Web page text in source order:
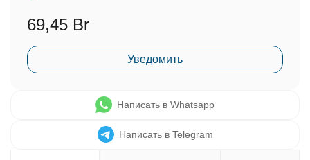
69,45 Br
Уведомить
Написать в Whatsapp
Написать в Telegram